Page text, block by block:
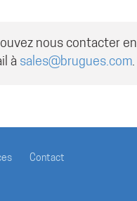
nous contacter en
à sales@brugues.com.
Contact